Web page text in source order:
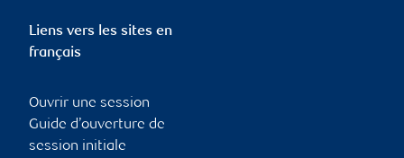
Liens vers les sites en
français
Ouvrir une session
Guide d’ouverture de
session initiale